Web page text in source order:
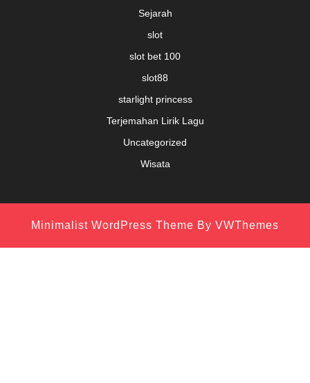
Sejarah
slot
slot bet 100
slot88
starlight princess
Terjemahan Lirik Lagu
Uncategorized
Wisata
Minimalist WordPress Theme By VWThemes